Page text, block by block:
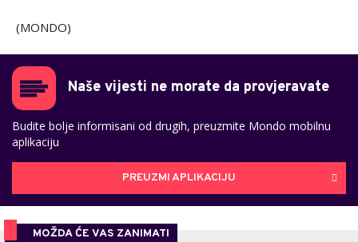
(MONDO)
Naše vijesti ne morate da provjeravate
Budite bolje informisani od drugih, preuzmite Mondo mobilnu
aplikaciju
PREUZMI APLIKACIJU
MOŽDA ĆE VAS ZANIMATI